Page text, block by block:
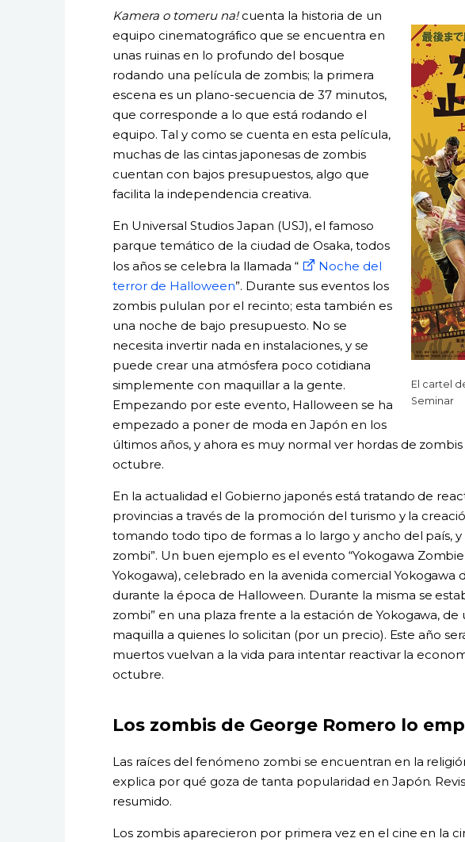
El cartel
Seminar
Kamera o tomeru na!cuenta la historia de un
equipo cinematográfico que se encuentra en
unas ruinas en lo profundo del bosque
rodando una película de zombis; la primera
escena es un plano-secuencia de 37 minutos,
que corresponde a lo que está rodando el
equipo. Tal y como se cuenta en esta película,
muchas de las cintas japonesas de zombis
cuentan con bajos presupuestos, algo que
facilita la independencia creativa.
En Universal Studios Japan (USJ), el famoso
parque temático de la ciudad de Osaka, todos
los años se celebra la llamada “
Noche del
terror de Halloween”. Durante sus eventos los
zombis pululan por el recinto; esta también es
una noche de bajo presupuesto. No se
necesita invertir nada en instalaciones, y se
puede crear una atmósfera poco cotidiana
simplemente con maquillar a la gente.
Empezando por este evento, Halloween se ha
empezado a poner de moda en Japón en los
últimos años, y ahora es muy normal ver hordas de
octubre.
En la actualidad el Gobierno japonés está tratando de
provincias a través de la promoción del turismo y la
tomando todo tipo de formas a lo largo y ancho del país, y
zombi”. Un buen ejemplo es el evento “Yokogawa
Yokogawa), celebrado en la avenida comercial Yokogawa
durante la época de Halloween. Durante la misma se
zombi” en una plaza frente a la estación de Yokogawa, de
maquilla a quienes lo solicitan (por un precio). Este año
muertos vuelvan a la vida para intentar reactivar la
octubre.
Los zombis de George Romero lo
Las raíces del fenómeno zombi se encuentran en la
explica por qué goza de tanta popularidad en Japón.
resumido.
Los zombis aparecieron por primera vez en el cine en la